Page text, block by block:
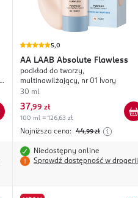
5,0
AA LAAB Absolute Flawless
podkład do twarzy,
multinawilżający, nr 01 Ivory
30 ml
37,99 zł
100 ml = 126,63 zł
Najniższa cena: 44,99 zł
Niedostępny online
Sprawdź dostępność w drogerii